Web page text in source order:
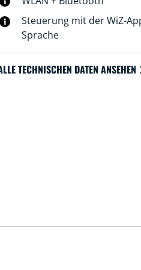
Steuerung mit der WiZ-
Sprache
TECHNISCHEN DATEN ANSEHEN